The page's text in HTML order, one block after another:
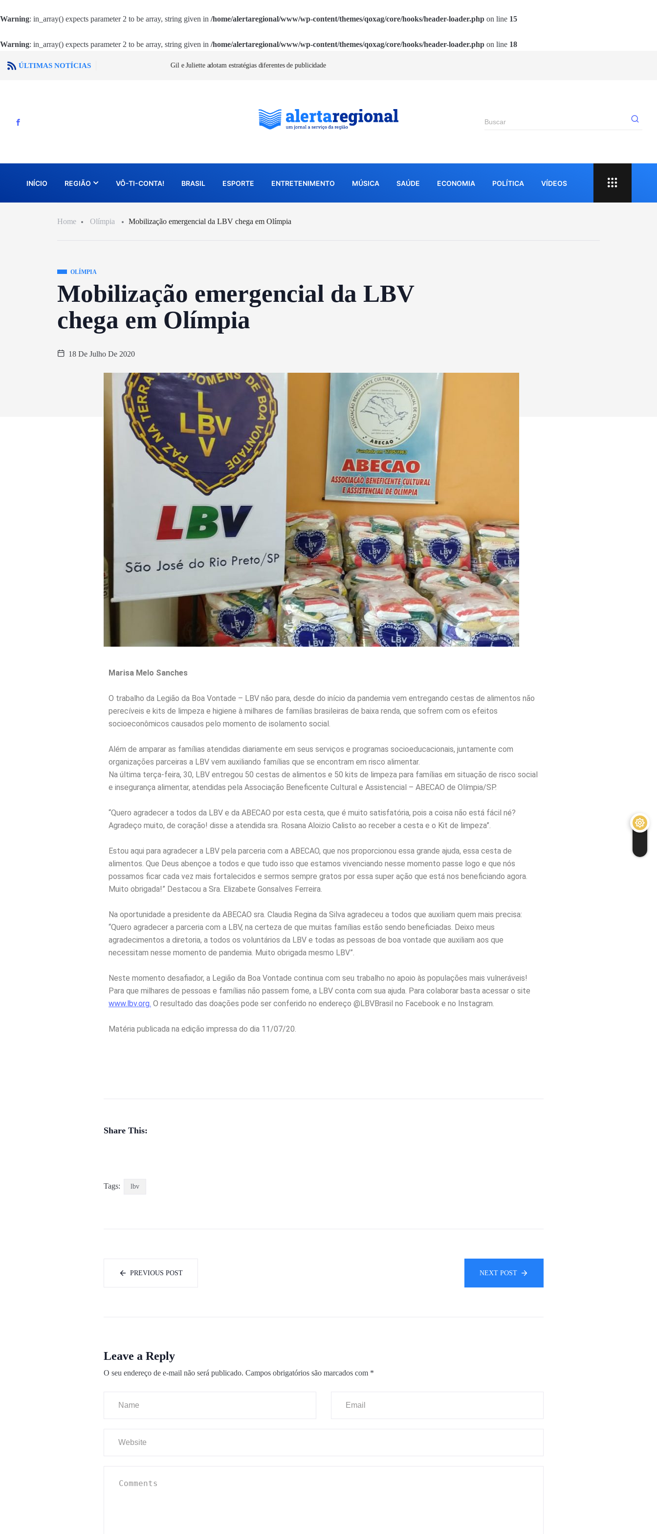
Warning: in_array() expects parameter 2 to be array, string given in /home/alertaregional/www/wp-content/themes/qoxag/core/hooks/header-loader.php on line 15
Warning: in_array() expects parameter 2 to be array, string given in /home/alertaregional/www/wp-content/themes/qoxag/core/hooks/header-loader.php on line 18
ÚLTIMAS NOTÍCIAS Gil e Juliette adotam estratégias diferentes de publicidade
INÍCIO REGIÃO VÔ-TI-CONTA! BRASIL ESPORTE ENTRETENIMENTO MÚSICA SAÚDE ECONOMIA POLÍTICA VÍDEOS
Home Olímpia Mobilização emergencial da LBV chega em Olímpia
OLÍMPIA
Mobilização emergencial da LBV
chega em Olímpia
18 De Julho De 2020
Marisa Melo Sanches
O trabalho da Legião da Boa Vontade – LBV não para, desde do início da pandemia vem entregando cestas de alimentos não
perecíveis e kits de limpeza e higiene à milhares de famílias brasileiras de baixa renda, que sofrem com os efeitos
socioeconômicos causados pelo momento de isolamento social.
Além de amparar as famílias atendidas diariamente em seus serviços e programas socioeducacionais, juntamente com
organizações parceiras a LBV vem auxiliando famílias que se encontram em risco alimentar.
Na última terça-feira, 30, LBV entregou 50 cestas de alimentos e 50 kits de limpeza para famílias em situação de risco social
e insegurança alimentar, atendidas pela Associação Beneficente Cultural e Assistencial – ABECAO de Olímpia/SP.
“Quero agradecer a todos da LBV e da ABECAO por esta cesta, que é muito satisfatória, pois a coisa não está fácil né?
Agradeço muito, de coração! disse a atendida sra. Rosana Aloizio Calisto ao receber a cesta e o Kit de limpeza”.
Estou aqui para agradecer a LBV pela parceria com a ABECAO, que nos proporcionou essa grande ajuda, essa cesta de
alimentos. Que Deus abençoe a todos e que tudo isso que estamos vivenciando nesse momento passe logo e que nós
possamos ficar cada vez mais fortalecidos e sermos sempre gratos por essa super ação que está nos beneficiando agora.
Muito obrigada!” Destacou a Sra. Elizabete Gonsalves Ferreira.
Na oportunidade a presidente da ABECAO sra. Claudia Regina da Silva agradeceu a todos que auxiliam quem mais precisa:
“Quero agradecer a parceria com a LBV, na certeza de que muitas famílias estão sendo beneficiadas. Deixo meus
agradecimentos a diretoria, a todos os voluntários da LBV e todas as pessoas de boa vontade que auxiliam aos que
necessitam nesse momento de pandemia. Muito obrigada mesmo LBV”.
Neste momento desafiador, a Legião da Boa Vontade continua com seu trabalho no apoio às populações mais vulneráveis!
Para que milhares de pessoas e famílias não passem fome, a LBV conta com sua ajuda. Para colaborar basta acessar o site
www.lbv.org. O resultado das doações pode ser conferido no endereço @LBVBrasil no Facebook e no Instagram.
Matéria publicada na edição impressa do dia 11/07/20.
Share This:
Tags: lbv
PREVIOUS POST NEXT POST
Leave a Reply
O seu endereço de e-mail não será publicado. Campos obrigatórios são marcados com *